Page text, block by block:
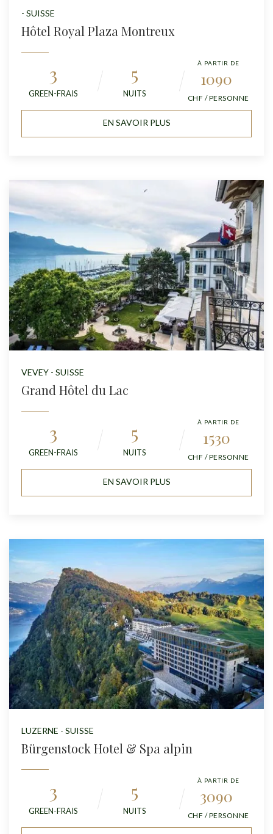
- SUISSE
Hôtel Royal Plaza Montreux
3
GREEN-FRAIS
5
NUITS
À PARTIR DE
1090
CHF / PERSONNE
EN SAVOIR PLUS
VEVEY - SUISSE
Grand Hôtel du Lac
3
GREEN-FRAIS
5
NUITS
À PARTIR DE
1530
CHF / PERSONNE
EN SAVOIR PLUS
LUZERNE - SUISSE
Bürgenstock Hotel & Spa alpin
3
GREEN-FRAIS
5
NUITS
À PARTIR DE
3090
CHF / PERSONNE